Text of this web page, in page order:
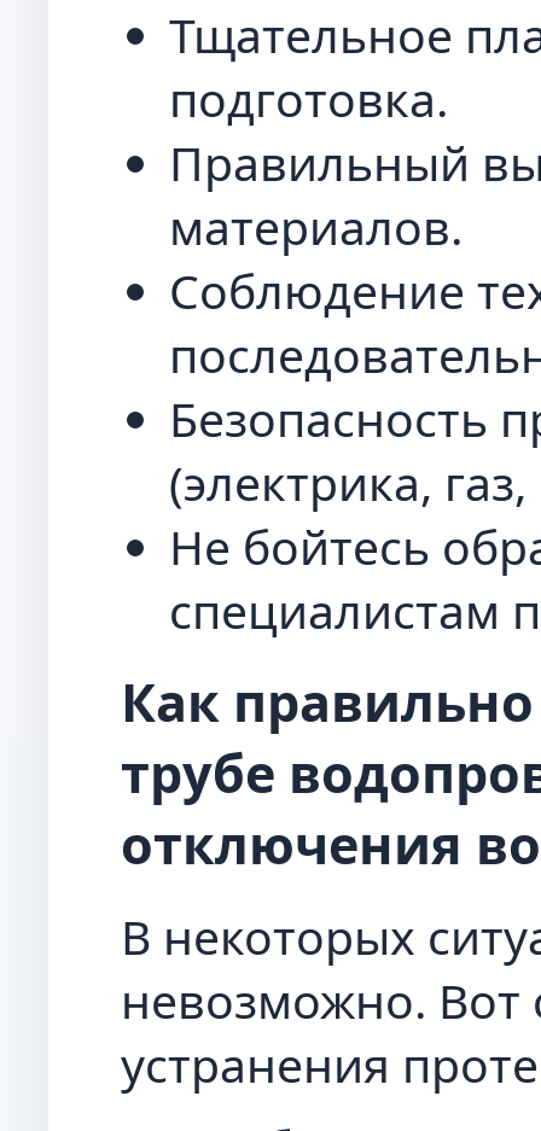
Тщательное
подготовка.
Правильный
материалов.
Соблюдение
Безопасность
(электрика,
Не бойтесь
специалистам
Как
трубе
отключения
В некоторых
невозможно. Вот
устранения